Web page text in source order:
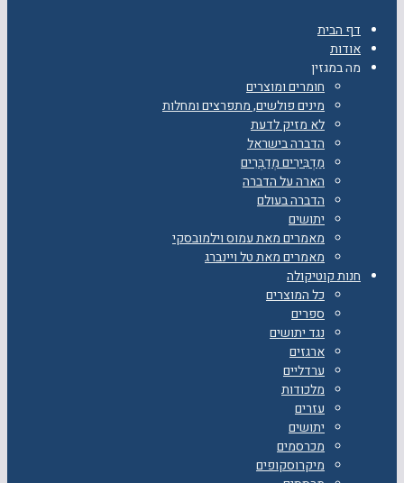
דף הבית
אודות
מה במגזין
חומרים ומוצרים
מינים פולשים, מתפרצים ומחלות
לא מזיק לדעת
הדברה בישראל
מַדְבִּירִים מְדַבְּרִים
הארה על הדברה
הדברה בעולם
יתושים
מאמרים מאת עמוס וילמובסקי
מאמרים מאת טל ויינברג
חנות קוטיקולה
כל המוצרים
ספרים
נגד יתושים
ארגזים
ערדליים
מלכודות
עזרים
יתושים
מכרסמים
מיקרוסקופים